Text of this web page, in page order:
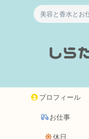
美容と香水とお
プロフィール
お仕事
休日